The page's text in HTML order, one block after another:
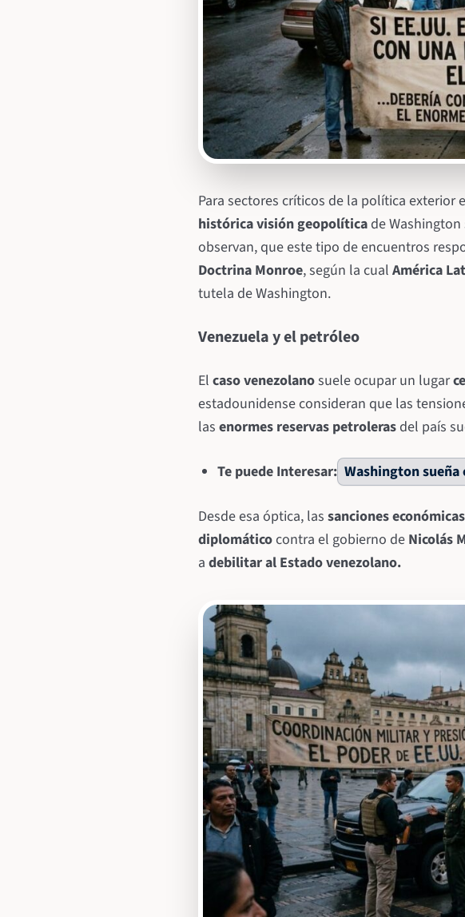
Para sectores críticos de la política
histórica visión geopolíticade
observan, que este tipo de encuentros
Doctrina Monroe, según la cual América
tutela de Washington.
Venezuela y el petróleo
El caso venezolanosuele ocupar un lugar
estadounidense consideran que las
las enormes reservas petrolerasdel país
Te puede Interesar: Washington
Desde esa óptica, las sanciones económicas
diplomáticocontra el gobierno de Nicolás
a debilitar al Estado venezolano.